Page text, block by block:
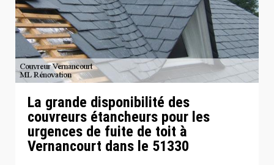
La grande disponibilité des
couvreurs étancheurs pour les
urgences de fuite de toit à
Vernancourt dans le 51330